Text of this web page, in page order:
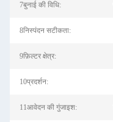
7बुनाई की विधि:
8निस्पंदन सटीकता:
9फ़िल्टर क्षेत्र:
10प्रदर्शन:
11आवेदन की गुंजाइश: